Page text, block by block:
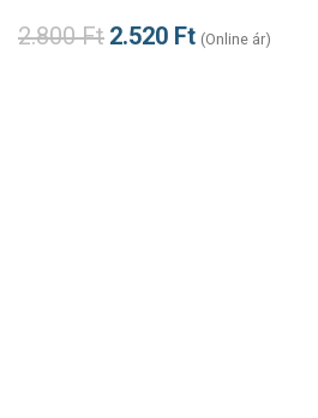
2.800Ft 2.520 Ft (Online ár)